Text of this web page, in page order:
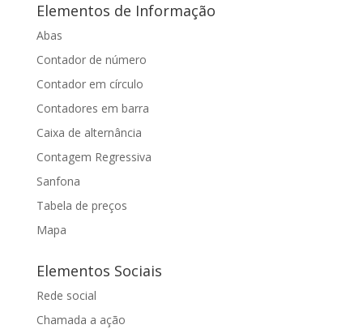
Elementos de Informação
Abas
Contador de número
Contador em círculo
Contadores em barra
Caixa de alternância
Contagem Regressiva
Sanfona
Tabela de preços
Mapa
Elementos Sociais
Rede social
Chamada a ação